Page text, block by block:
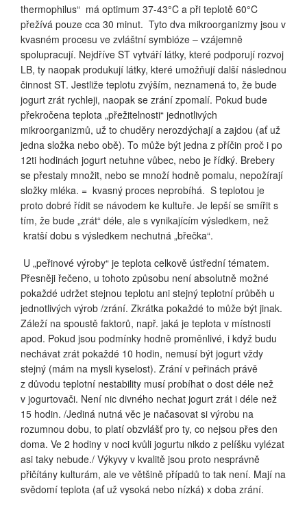
thermophilus“ má optimum 37-43°C a při teplotě 60°C
přežívá pouze cca 30 minut. Tyto dva mikroorganizmy jsou v
kvasném procesu ve zvláštní symbióze – vzájemně
spolupracují. Nejdříve ST vytváří látky, které podporují rozvoj
LB, ty naopak produkují látky, které umožňují další následnou
činnost ST. Jestliže teplotu zvýším, neznamená to, že bude
jogurt zrát rychleji, naopak se zrání zpomalí. Pokud bude
překročena teplota „přežitelnosti“ jednotlivých
mikroorganizmů, už to chuděry nerozdýchají a zajdou (ať už
jedna složka nebo obě). To může být jedna z příčin proč i po
12ti hodinách jogurt netuhne vůbec, nebo je řídký. Brebery
se přestaly množit, nebo se množí hodně pomalu, nepožírají
složky mléka. = kvasný proces neprobíhá. S teplotou je
proto dobré řídit se návodem ke kultuře. Je lepší se smířit s
tím, že bude „zrát“ déle, ale s vynikajícím výsledkem, než
kratší dobu s výsledkem nechutná „břečka“.
U „peřinové výroby“ je teplota celkově ústřední tématem.
Přesněji řečeno, u tohoto způsobu není absolutně možné
pokaždé udržet stejnou teplotu ani stejný teplotní průběh u
jednotlivých výrob /zrání. Zkrátka pokaždé to může být jinak.
Záleží na spoustě faktorů, např. jaká je teplota v místnosti
apod. Pokud jsou podmínky hodně proměnlivé, i když budu
nechávat zrát pokaždé 10 hodin, nemusí být jogurt vždy
stejný (mám na mysli kyselost). Zrání v peřinách právě
z důvodu teplotní nestability musí probíhat o dost déle než
v jogurtovači. Není nic divného nechat jogurt zrát i déle než
15 hodin. /Jediná nutná věc je načasovat si výrobu na
rozumnou dobu, to platí obzvlášť pro ty, co nejsou přes den
doma. Ve 2 hodiny v noci kvůli jogurtu nikdo z pelíšku vylézat
asi taky nebude./ Výkyvy v kvalitě jsou proto nesprávně
přičítány kulturám, ale ve většině případů to tak není. Mají na
svědomí teplota (ať už vysoká nebo nízká) x doba zrání.